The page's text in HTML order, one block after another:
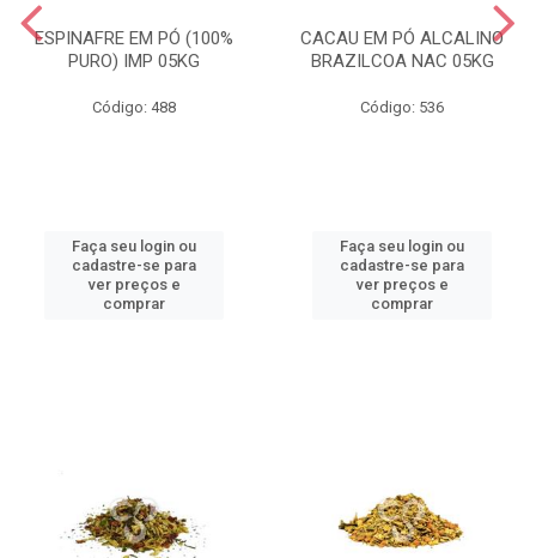
ESPINAFRE EM PÓ (100%
PURO) IMP 05KG
Código: 488
Faça seu login ou
cadastre-se para
ver preços e
comprar
CACAU EM PÓ ALCALINO
BRAZILCOA NAC 05KG
Código: 536
Faça seu login ou
cadastre-se para
ver preços e
comprar